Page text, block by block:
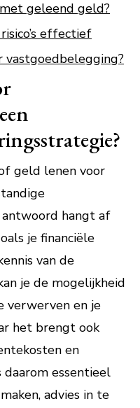
geleend geld?
effectief
vastgoedbelegging?
geld lenen voor
hangt af
je financiële
van de
je de mogelijkheid
verwerven en je
het brengt ook
en
essentieel
advies in te